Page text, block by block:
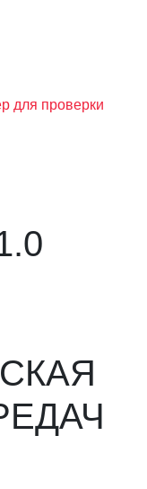
для проверки